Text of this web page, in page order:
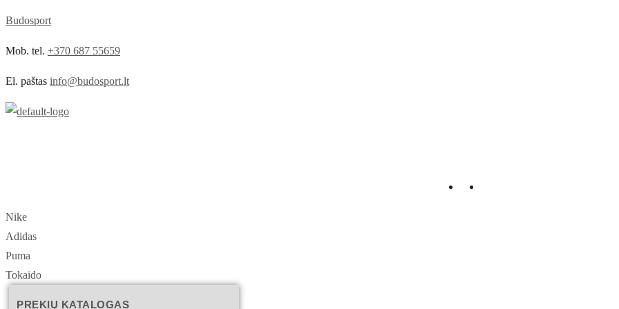
Budosport
Mob. tel. +370 687 55659
El. paštas info@budosport.lt
LT
Nike
Adidas
Puma
Tokaido
PREKIŲ KATALOGAS